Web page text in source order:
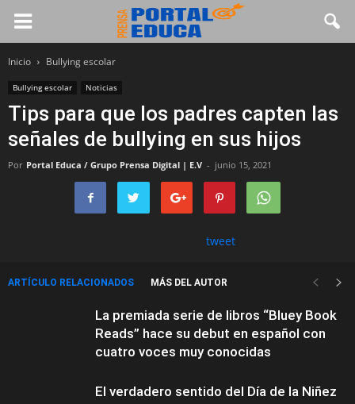
Inicio Bullying escolar
Bullying escolar Noticias
Tips para que los padres capten las
señales de bullying en sus hijos
Por Portal Educa / Grupo Prensa Digital | E.V - junio 15, 2021
tweet
ARTÍCULO RELACIONADOS MÁS DEL AUTOR
La premiada serie de libros “Bluey Book
Reads” hace su debut en español con
cuatro voces muy conocidas
El verdadero sentido del Día de la Niñez